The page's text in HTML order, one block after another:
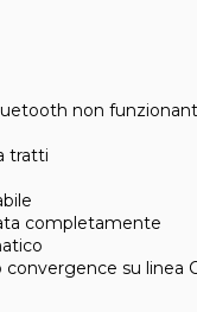
non
tratti
completamente
su linea